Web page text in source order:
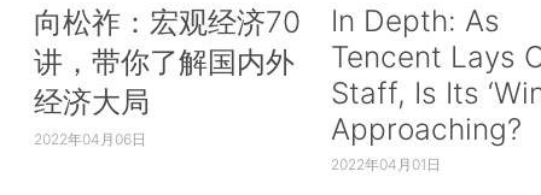
向松祚：宏观经济70
讲，带你了解国内外
经济大局
2022年04月06日
In Depth: As
Tencent Lays
Staff, Is Its
Approaching?
2022年04月01日